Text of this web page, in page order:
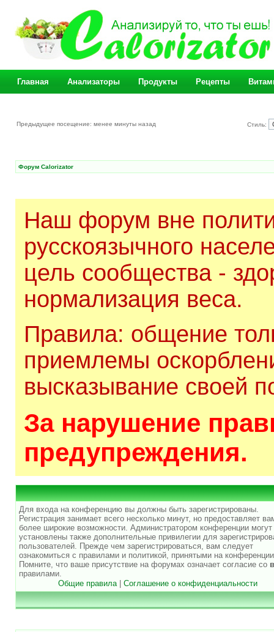
Главная Анализаторы Продукты Рецепты
Предыдущее посещение: менее минуты назад Стиль:
Форум Calorizator
Наш форум вне
русскоязычного
цель сообщества -
нормализация веса.
Правила: общение
приемлемы
высказывание своей
За нарушение
предупреждения.
Для входа на конференцию вы должны быть зарегистрированы.
Регистрация занимает всего несколько минут, но предоставляет
более широкие возможности. Администратором конференции
установлены также дополнительные привилегии для
пользователей. Прежде чем зарегистрироваться, вам следует
ознакомиться с правилами и политикой, принятыми на
Помните, что ваше присутствие на форумах означает согласие со
правилами.
Общие правила| Соглашение о конфиденциальности